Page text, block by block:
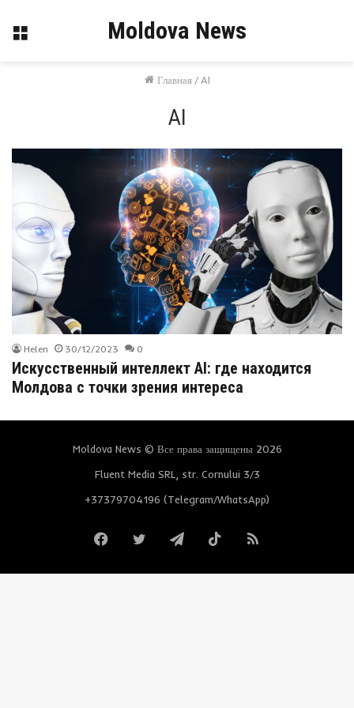
Меню Moldova News
Главная / AI
AI
Helen 30/12/2023 0
Искусственный интеллект AI: где находится
Молдова с точки зрения интереса
Moldova News © Все права защищены 2026
Fluent Media SRL, str. Cornului 3/3
+37379704196 (Telegram/WhatsApp)
FacebookTwitterTelegramTikTokRSS